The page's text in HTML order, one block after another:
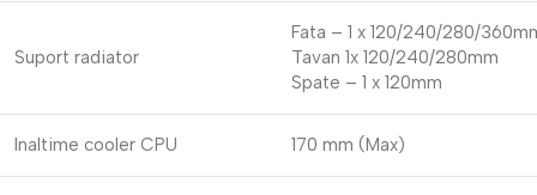
Suport radiator
Fata – 1 x 120/240/280/
Tavan 1x 120/240/280mm
Spate – 1 x 120mm
Inaltime cooler CPU 170 mm (Max)